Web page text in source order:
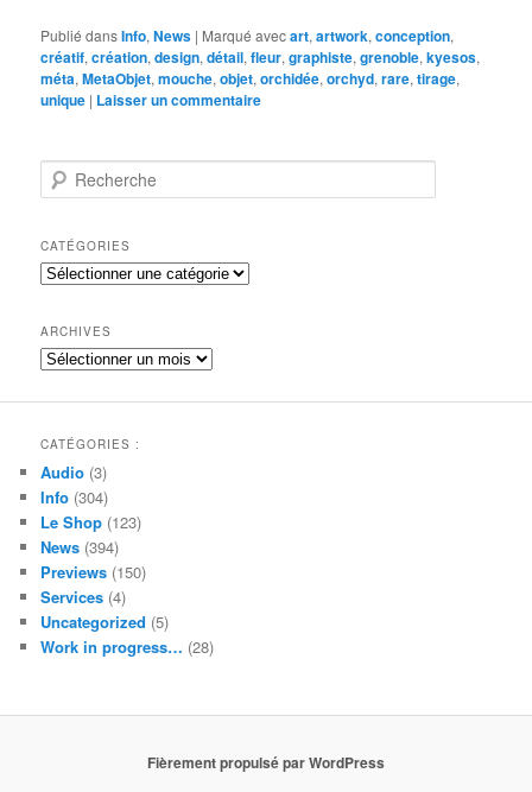
Publié dansInfo,News | Marqué avecart,artwork,conception,
créatif,création,design,détail,fleur,graphiste,grenoble,kyesos,
méta,MetaObjet,mouche,objet,orchidée,orchyd,rare,tirage,
unique | Laisser un commentaire
e
h
e
r
h
e
CATÉGORIES
Catégories
ARCHIVES
Archives
CATÉGORIES :
Audio (3)
Info (304)
Le Shop (123)
News (394)
Previews (150)
Services (4)
Uncategorized (5)
Work in progress… (28)
Fièrement propulsé par WordPress